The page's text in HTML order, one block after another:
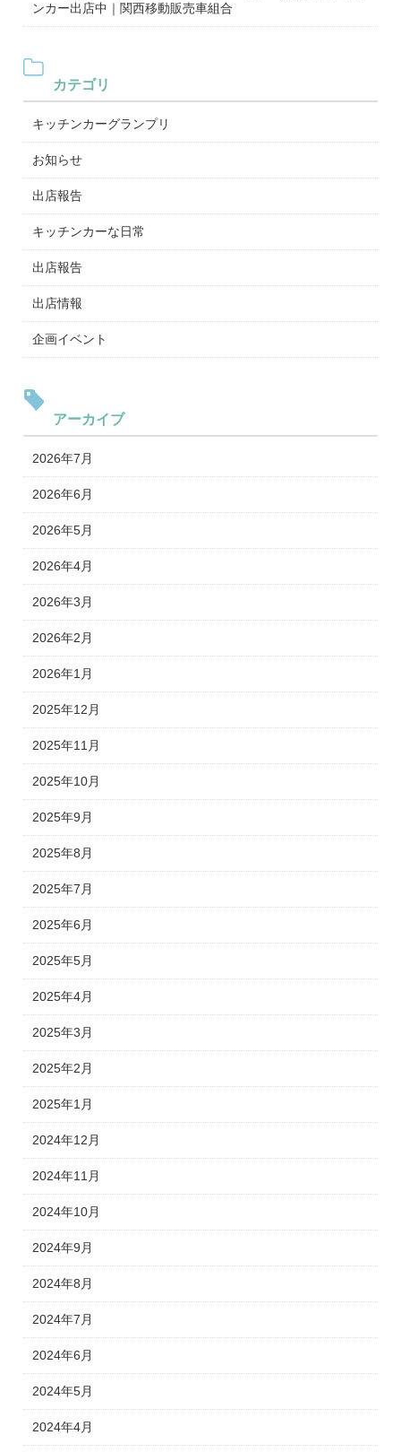
ンカー出店中｜関西移動販売車組合
カテゴリ
キッチンカーグランプリ
お知らせ
出店報告
キッチンカーな日常
出店報告
出店情報
企画イベント
アーカイブ
2026年7月
2026年6月
2026年5月
2026年4月
2026年3月
2026年2月
2026年1月
2025年12月
2025年11月
2025年10月
2025年9月
2025年8月
2025年7月
2025年6月
2025年5月
2025年4月
2025年3月
2025年2月
2025年1月
2024年12月
2024年11月
2024年10月
2024年9月
2024年8月
2024年7月
2024年6月
2024年5月
2024年4月